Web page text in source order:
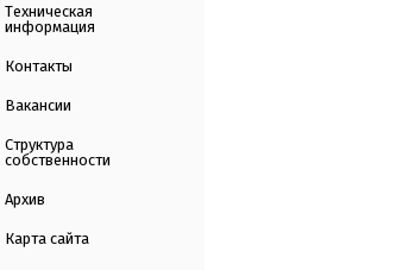
Техническая
информация
Контакты
Вакансии
Структура
собственности
Архив
Карта сайта